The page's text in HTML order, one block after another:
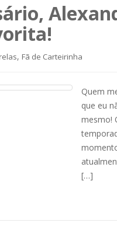
, Fã de Carteirinha
Quem
que eu
mesmo!
[…]